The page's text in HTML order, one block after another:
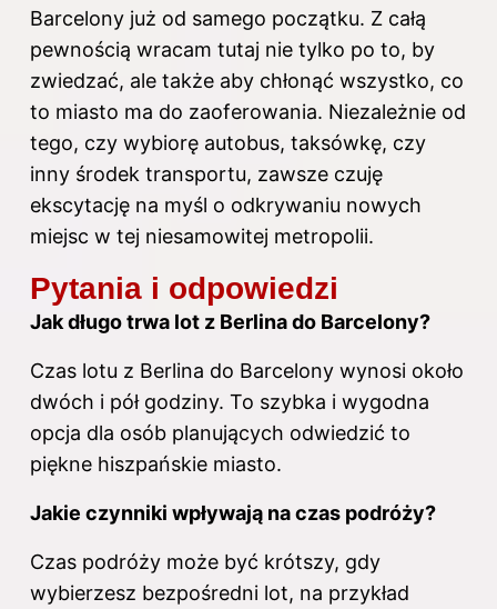
Barcelony już od samego początku. Z całą
pewnością wracam tutaj nie tylko po to, by
zwiedzać, ale także aby chłonąć wszystko, co
to miasto ma do zaoferowania. Niezależnie od
tego, czy wybiorę autobus, taksówkę, czy
inny środek transportu, zawsze czuję
ekscytację na myśl o odkrywaniu nowych
miejsc w tej niesamowitej metropolii.
Pytania i odpowiedzi
Jak długo trwa lot z Berlina do Barcelony?
Czas lotu z Berlina do Barcelony wynosi około
dwóch i pół godziny. To szybka i wygodna
opcja dla osób planujących odwiedzić to
piękne hiszpańskie miasto.
Jakie czynniki wpływają na czas podróży?
Czas podróży może być krótszy, gdy
wybierzesz bezpośredni lot, na przykład